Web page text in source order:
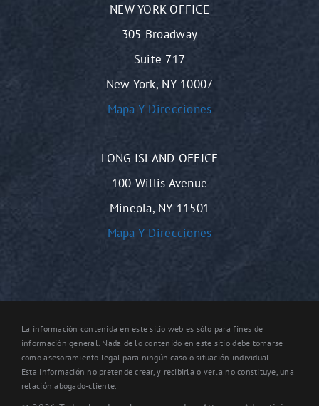
NEW YORK OFFICE
305 Broadway
Suite 717
New York, NY 10007
Mapa Y Direcciones
LONG ISLAND OFFICE
100 Willis Avenue
Mineola, NY 11501
Mapa Y Direcciones
La información contenida en este sitio web es sólo para fines de
información general. Nada de lo contenido en este sitio debe tomarse
como asesoramiento legal para ningún caso o situación individual.
Esta información no pretende crear, y recibirla o verla no constituye, una
relación abogado-cliente.